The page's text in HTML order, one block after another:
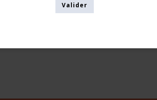
Valider